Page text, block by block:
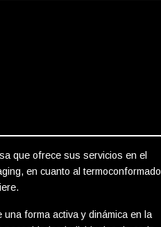
que ofrece sus servicios en el
en cuanto al termoconformado
una forma activa y dinámica en la